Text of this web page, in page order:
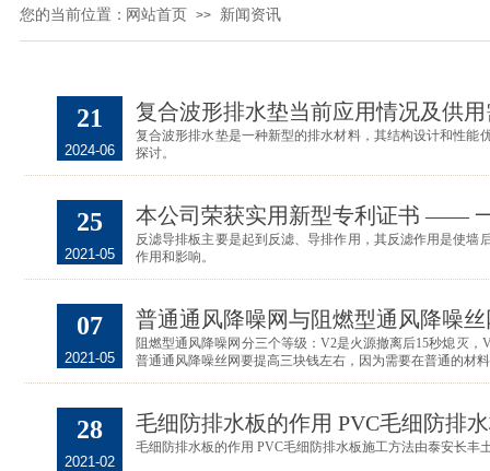
您的当前位置： 网站首页 >> 新闻资讯
21
2024-06
复合波形排水垫当前应用情况及供
复合波形排水垫是一种新型的排水材料，其结构设计和性
探讨。
25
2021-05
本公司荣获实用新型专利证书 ——
反滤导排板主要是起到反滤、导排作用，其反滤作用是使
作用和影响。
07
2021-05
普通通风降噪网与阻燃型通风降噪
阻燃型通风降噪网分三个等级：V2是火源撤离后15秒熄灭
普通通风降噪丝网要提高三块钱左右，因为需要在普通的材
28
2021-02
毛细防排水板的作用 PVC毛细防排
毛细防排水板的作用 PVC毛细防排水板施工方法由泰安长丰